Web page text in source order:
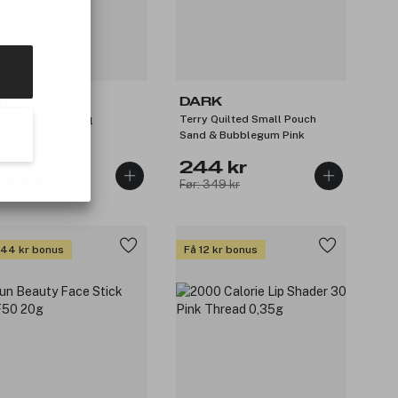
Serum 30ml
DARK
Terry Quilted Small Pouch
Sand & Bubblegum Pink
244 kr
Før: 349 kr
kr bonus Få 12 kr bonus